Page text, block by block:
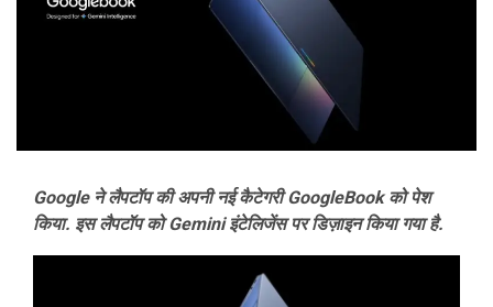
Google ने लैपटॉप की अपनी नई कैटेगरी GoogleBook को पेश
किया. इस लैपटॉप को Gemini इंटेलिजेंस पर डिज़ाइन किया गया है.